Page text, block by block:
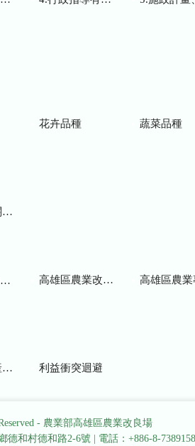
花卉品種 蔬菜品種
高雄區農業改良場年報 高雄區農業
利益衝突迴避
- 農業部高雄區農業改良場
德和村德和路2-6號
電話：+886-8-